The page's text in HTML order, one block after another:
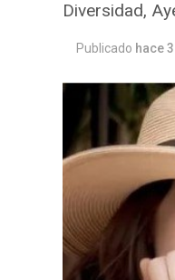
Diversidad,
Publicado hace